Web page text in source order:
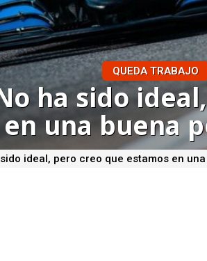
QUEDA TRABAJO
ha sido
en una buena
ideal, pero creo que estamos en